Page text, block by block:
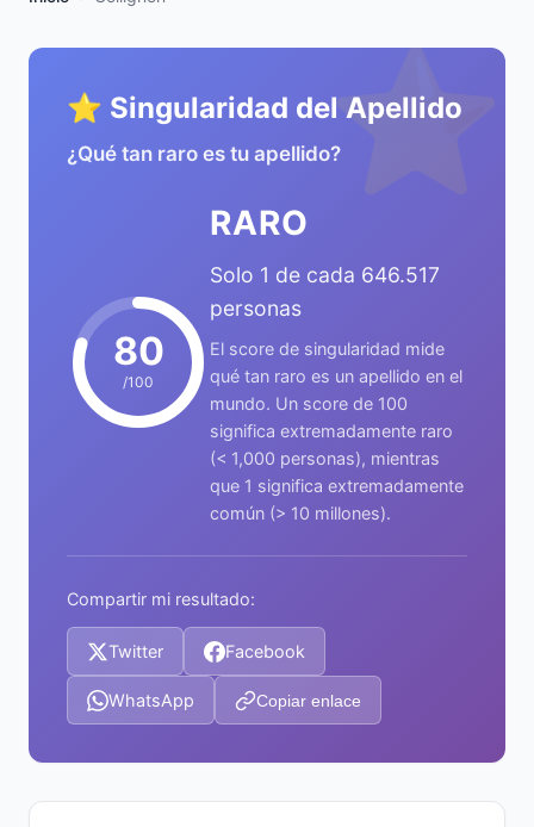
⭐
⭐ Singularidad del Apellido
¿Qué tan raro es tu apellido?
80
/100
RARO
Solo 1 de cada 646.517
personas
El score de singularidad mide
qué tan raro es un apellido en el
mundo. Un score de 100
significa extremadamente raro
(< 1,000 personas), mientras
que 1 significa extremadamente
común (> 10 millones).
Compartir mi resultado:
Twitter Facebook
WhatsApp Copiar enlace